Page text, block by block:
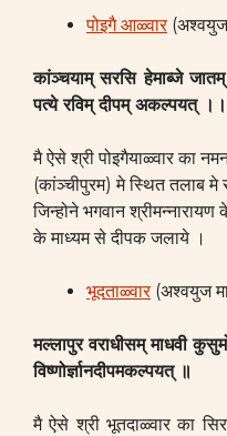
पोइगै आळ्वार(अश्वयुज
कांञ्चयाम् सरसि हेमाब्जे
पत्ये रविम् दीपम् अकल्पयत् ।।
मै ऐसे श्री पोइगैयाळ्वार का
(कांञ्चीपुरम) मे स्थित तलाब
जिन्होने भगवान
के माध्यम से दीपक जलाये ।
भूदताळ्वार(अश्वयुज
मल्लापुर वराधीसम् माधवी
विष्णोर्ज्ञानदीपमकल्पयत् ॥
मै ऐसे श्री भूतदाळ्वार का